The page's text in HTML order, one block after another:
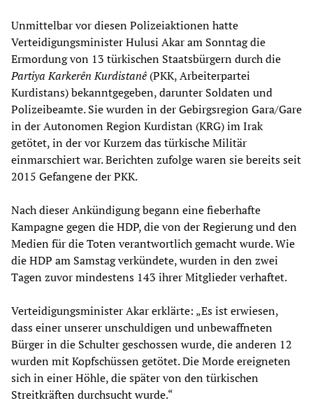
Unmittelbar vor diesen Polizeiaktionen hatte
Verteidigungsminister Hulusi Akar am Sonntag die
Ermordung von 13 türkischen Staatsbürgern durch die
Partiya Karkerên Kurdistanê (PKK, Arbeiterpartei
Kurdistans) bekanntgegeben, darunter Soldaten und
Polizeibeamte. Sie wurden in der Gebirgsregion Gara/Gare
in der Autonomen Region Kurdistan (KRG) im Irak
getötet, in der vor Kurzem das türkische Militär
einmarschiert war. Berichten zufolge waren sie bereits seit
2015 Gefangene der PKK.
Nach dieser Ankündigung begann eine fieberhafte
Kampagne gegen die HDP, die von der Regierung und den
Medien für die Toten verantwortlich gemacht wurde. Wie
die HDP am Samstag verkündete, wurden in den zwei
Tagen zuvor mindestens 143 ihrer Mitglieder verhaftet.
Verteidigungsminister Akar erklärte: „Es ist erwiesen,
dass einer unserer unschuldigen und unbewaffneten
Bürger in die Schulter geschossen wurde, die anderen 12
wurden mit Kopfschüssen getötet. Die Morde ereigneten
sich in einer Höhle, die später von den türkischen
Streitkräften durchsucht wurde.“